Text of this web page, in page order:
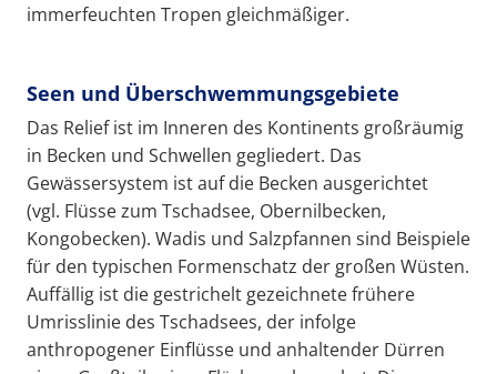
immerfeuchten Tropen gleichmäßiger.
Seen und Überschwemmungsgebiete
Das Relief ist im Inneren des Kontinents großräumig
in Becken und Schwellen gegliedert. Das
Gewässersystem ist auf die Becken ausgerichtet
(vgl. Flüsse zum Tschadsee, Obernilbecken,
Kongobecken). Wadis und Salzpfannen sind Beispiele
für den typischen Formenschatz der großen Wüsten.
Auffällig ist die gestrichelt gezeichnete frühere
Umrisslinie des Tschadsees, der infolge
anthropogener Einflüsse und anhaltender Dürren